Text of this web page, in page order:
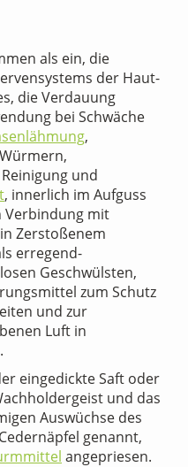
als ein, die
der Haut-
die Verdauung
bei Schwäche
,
und
, innerlich im Aufguss
Verbindung mit
Zerstoßenem
erregend-
Geschwülsten,
zum Schutz
und zur
Luft in
eingedickte Saft oder
und das
Auswüchse des
genannt,
angepriesen.